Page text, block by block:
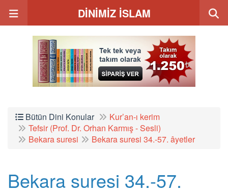
DİNİMİZ İSLAM
Bütün Dini Konular
Kur’an-ı kerim
Tefsir (Prof. Dr. Orhan Karmış - Sesli)
Bekara suresi
Bekara suresi 34.-57. âyetler
Bekara suresi 34.-57.